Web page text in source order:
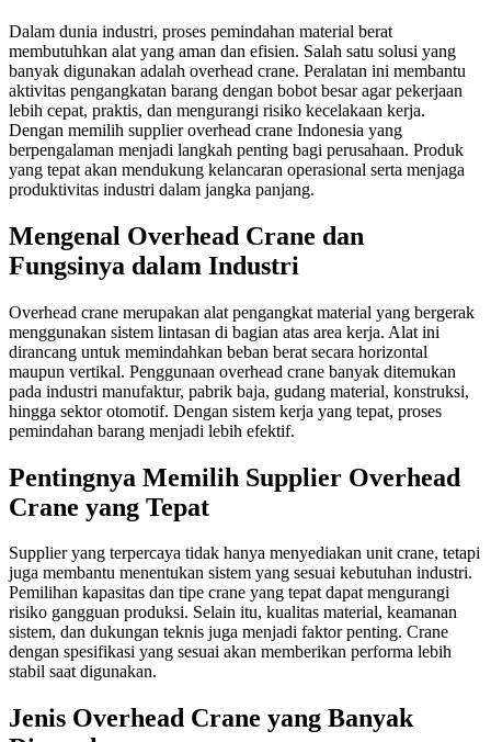
Dalam dunia industri, proses pemindahan material berat
membutuhkan alat yang aman dan efisien. Salah satu solusi yang
banyak digunakan adalah overhead crane. Peralatan ini membantu
aktivitas pengangkatan barang dengan bobot besar agar pekerjaan
lebih cepat, praktis, dan mengurangi risiko kecelakaan kerja.
Dengan memilih supplier overhead crane Indonesia yang
berpengalaman menjadi langkah penting bagi perusahaan. Produk
yang tepat akan mendukung kelancaran operasional serta menjaga
produktivitas industri dalam jangka panjang.
Mengenal Overhead Crane dan
Fungsinya dalam Industri
Overhead crane merupakan alat pengangkat material yang bergerak
menggunakan sistem lintasan di bagian atas area kerja. Alat ini
dirancang untuk memindahkan beban berat secara horizontal
maupun vertikal. Penggunaan overhead crane banyak ditemukan
pada industri manufaktur, pabrik baja, gudang material, konstruksi,
hingga sektor otomotif. Dengan sistem kerja yang tepat, proses
pemindahan barang menjadi lebih efektif.
Pentingnya Memilih Supplier Overhead
Crane yang Tepat
Supplier yang terpercaya tidak hanya menyediakan unit crane, tetapi
juga membantu menentukan sistem yang sesuai kebutuhan industri.
Pemilihan kapasitas dan tipe crane yang tepat dapat mengurangi
risiko gangguan produksi. Selain itu, kualitas material, keamanan
sistem, dan dukungan teknis juga menjadi faktor penting. Crane
dengan spesifikasi yang sesuai akan memberikan performa lebih
stabil saat digunakan.
Jenis Overhead Crane yang Banyak